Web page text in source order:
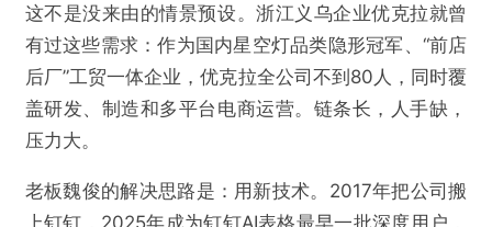
这不是没来由的情景预设。浙江义乌企业优克拉就曾
有过这些需求：作为国内星空灯品类隐形冠军、“前店
后厂”工贸一体企业，优克拉全公司不到80人，同时覆
盖研发、制造和多平台电商运营。链条长，人手缺，
压力大。
老板魏俊的解决思路是：用新技术。2017年把公司搬
上钉钉，2025年成为钉钉AI表格最早一批深度用户，